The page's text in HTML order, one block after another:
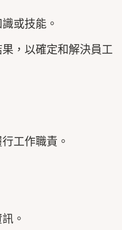
或技能。
，以確定和解決員工
工作職責。
。